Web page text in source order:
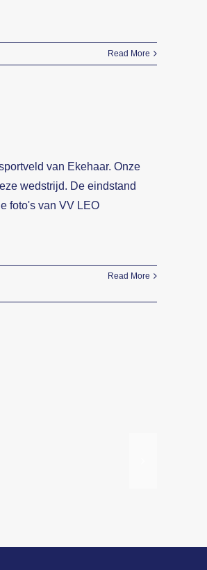
Read More
van Ekehaar. Onze
wedstrijd. De eindstand
foto's van VV LEO
Read More